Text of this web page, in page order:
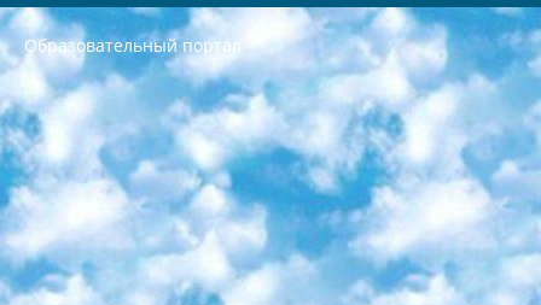
Образовательный портал
РЕСПУБЛИКА УЗБЕКИСТАН МИНИСТРЕРСТВО ДОШКОЛЬНОГО И ШКОЛЬНОГО ОБРАЗОВАНИЯ КОМАНДА в общеобразовательных учреждениях в 2023-2024 учебном году организация и проведение итоговой государственной аттестации обучающихся о Министра дошкольного и школьного образования Республики Узбекистан от 4 марта 2008 года (постановлением Минюста от 20 марта 2008 года № 1778 государственной регистрации) «Итоговое состояние учащихся общего среднего образования на основании положения об утверждении положения об аттестации общего среднего образования выпускной экзамен студентов в образовательных учреждениях в 2023-2024 учебном году В целях организации и прохождения аттестации приказываю: 1. Следующее: перечень предметов, по которым будет проводиться итоговая государственная аттестация и экзамен формы перевода согласно приложению 1; сертификаты международного образца, оценивающие уровень владения иностранными языками перечень согласно приложению 2; 2. Педагогический при специализированных образовательных учреждениях. научно-практический центр квалификации и международной оценки (Д.Давидова) 2024 г. До 25 марта: задания по предметам, по которым будет проводиться итоговая аттестация разработка и утверждение технических условий; итоговая аттестация на основании разработанного предметного задания разработка вопросов по предметам (устно и письменно), экзамен передача; общеобразовательные средние школы и специальные учебные заведения учащиеся выпускных классов школ и интернатов в агентской системе подготовка базы данных экзаменационных материалов и критериев оценки; перевод базы экзаменационных материалов на все языки обучения подать в Республиканский образовательный центр для изготовления; варианты экзаменов на основе разработанных контрольных материалов пусть будут поставлены задачи формирования. 3. Республиканский образовательный центр (Ш.Худайкулов) до 5 апреля 2024 года. до: база данных предоставленных экзаменационных материалов на все языки обучения перевод и экспертиза; для слепых, слабовидящих, глухих, слабослышащих и умственно отсталых детей учащиеся выпускных классов специализированных школ и школ-интернатов база данных экзаменационных материалов на всех преподаваемых языках подготовка критериев оценки; специализированные школы для умственно отсталых детей и технологии для учащихся выпускных классов школ-интернатов разработка соответствующих рекомендаций и критериев проведения ЕГЭ по естествознанию давать задания. 4. Педагогический при специализированных образовательных учреждениях. Научно-практический центр навыков и международной оценки (Д.Давидова), Республика образовательный центр (Худайкулов Ш.) итоговый государственный аттестационный экзамен ориентирован на творческое и логическое мышление при подготовке базы материалов учитывать введение заданий. 5. Следует отметить, что: сертификат государственного образца о знании общеобразовательного предмета и как минимум национальный уровень B1 по предметам на иностранных языках, указанным в Приложении 2. или международно признанный сертификат эквивалентного уровня студенты, изучающие определенный предмет, освобождаются от экзамена; по соответствующим предметам запланирована итоговая государственная аттестация за день до дня, путем жеребьевки Рабочей группой (в письменной форме по предметам, проводимым в форме) из числа сформированных вариантов выбрано 2 варианта; 2 выбранных варианта экзамена анонсированы на официальном сайте министерства и все выпускники по всей стране на основе этих вариантов проводит итоговую государственную аттестацию. 6. Государственное образование учащихся средних общеобразовательных учреждений. знания в соответствии с квалификационными требованиями, которые необходимо приобрести на основании стандартов итоговый (выпускной) контроль для 9 и 11 классов в целях тестирования Экзамены (далее – экзамены) состоят из предметов, перечисленных в приложении 1. будет сделано. 7. Экзамены пройдут с 26 мая по 15 июня 2024 г. (кроме науки физического воспитания). 8. Физическая для учащихся 9 классов общесредних образовательных учреждений. Экзамены по предмету «Образование, квалификация медицина» 1-6 мая 2024 года. сотрудники перевести под присмотр (с отклонениями в физическом или умственном развитии) специализированная школа для детей, школы-интернаты и со сколиозом школы-интернаты санаторного типа для больных детей исключены). 9. Он был слепым, слабовидящим и имел нарушения опорно-двигательного аппарата. экзамены в специализированных школах и интернатах для детей должны проводиться исходя из требований, предъявляемых к общеобразовательным учреждениям (физкультура кроме науки). 10. Специализированная школа для глухих и слабослышащих детей. и экзамены в интернатах и быть реализован в виде письменного теста по математике. 11. Специальность для умственно отсталых детей. Для 9 класса Родной язык и литературное письмо Государственный язык (язык обучения – узбекский). для неклассов) написано Математическое письмо Письменная/устная история Узбекистана Физическое воспитание практично Итоговый контроль Для 11 класса Написание родного языка и литературы (эссе) Математическое письмо Узбекский язык (обучение на узбекском языке) не посещающее общее среднее образование для учреждений)/Образовательное учреждение выбор письменный и устный Иностранный язык письменный/устный Письменная/устная история Узбекистана *По выбору студента:  Химия  Физика  Основы государственного права  География 10 бесплатных образовательных ресурсов - Мы составили подборку онлайн-проектов с интерактивными упражнениями, видеолекциями и статьями. Они помогут вам обрести новые и освежить старые знания бесплатно. 1. «ИНТУИТ» Старейшая образовательная площадка Рунета. Здесь вы найдёте сотни текстовых и видеокурсов на десятки различных тем — от программирования до психологии. Многие курсы подготовлены российскими университетами и крупными международными компаниями вроде Intel и Microsoft. Самостоятельное обучение бесплатное, но желающие могут оплатить услуги персональных наставников. 2. «Смартия» знакомит с актуальными профессиями и подсказывает, как им обучаться. Выбрав заинтересовавшую вас специальность — SMM-специалист, фотограф, веб-дизайнер или другую, — увидите список необходимых для неё умений. Чтобы вы могли освоить их самостоятельно, для каждого умения площадка отображает подборку ссылок на учебные материалы. Хотя «Смартия» ориентируется на русскоязычную аудиторию, часть контента всё же доступна только на английском. 3. «Лекторий Физтеха» Проект Московского физико-технического института (Физтеха). С его помощью вы можете смотреть онлайн серии лекций, записанные на видео в этом вузе. В числе доступных предметов — физика, биология, химия, информационные технологии и другие. К некоторым лекциям администрация ресурса прилагает готовые конспекты, которые можно скачивать в PDF-формате. 4. ITMOcourses Онлайн-площадка Санкт-Петербургского национального исследовательского университета информационных технологий, механики и оптики (ИТМО). Ресурс предоставляет свободный доступ к курсам, разработанным в этом вузе. Каталог материалов разбит на четыре категории: «Оптические системы и технологии», «Приборостроение и робототехника», «Информационные технологии» и «Биотехнологии». Курсы состоят из видеолекций, интерактивных демонстраций и заданий. 5. «КиберЛенинка» Электронная научная библиотека открытого доступа. Каталог площадки регулярно обрастает текстами статей из различных научных изданий. Сгруппированные по журналам и рубрикам публикации можно читать онлайн или скачивать целиком в PDF-формате. Проект нацелен на популяризацию науки за счёт открытого доступа к качественной информации. 6. «ПостНаука» На этом ресурсе публикуют подборки видеолекций, составленные экспертами из разных отраслей и объединённые общими темами. Среди них, к примеру, есть серии «Биоинформатика и геномика», «Культура средневековой Скандинавии» и Cinema Studies о теории кино. Каждая подборка лекций — логически связанная история, рассказанная экспертом от первого лица. Кроме того, на сайте появляются научно-образовательные статьи и тесты на разные темы. 7. «Newочём» Команда проекта «Newочём» отбирает самые интересные тексты из англоязычных СМИ и переводит те из них, за которые голосуют участники сообщества «ВКонтакте». По большей части это научно-популярные статьи. Редакторы придумывают лишь заголовки, в остальном содержание переводов соответствует оригиналам. Полные тексты можно читать прямо в социальной сети. 8. InternetUrok Онлайн-база материалов по основным дисциплинам школьной программы. Информация на сайте структурирована по классам, предметам и темам (урокам). Каждый урок состоит из видеолекций и конспектов. Есть также интерактивные тренажёры и тесты для закрепления пройденного материала. Даже если вы давно окончили школу, возможность повторить программу старших классов всегда может пригодиться. 9. Edutainme Ещё один ресурс об образовании. В отличие от Newtonew, как мне кажется, Edutainme больше ориентируется на представителей индустрии: педагогов, предпринимателей, разработчиков образовательных проектов. Но и любой, кто просто стремится к саморазвитию, найдёт на сайте много полезного и интересного для себя. Например, информацию о новых курсах и образовательных сервисах. 10. Newtonew Онлайн-медиа об образовании и обучении в широком смысле. Авторы Newtonew пишут об инструментах, заведениях, тактиках и стратегиях, которые помогают учить других и получать новые знания самостоятельно. На этой площадке вы найдёте новости, обзоры, аналитические мат